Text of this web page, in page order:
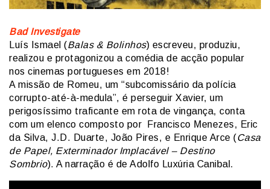
Bad Investigate
Luís Ismael (Balas & Bolinhos) escreveu, produziu,
realizou e protagonizou a comédia de acção popular
nos cinemas portugueses em 2018!
A missão de Romeu, um “subcomissário da polícia
corrupto-até-à-medula”, é perseguir Xavier, um
perigosíssimo traficante em rota de vingança, conta
com um elenco composto por Francisco Menezes, Eric
da Silva, J.D. Duarte, João Pires, e Enrique Arce (Casa
de Papel, Exterminador Implacável – Destino
Sombrio). A narração é de Adolfo Luxúria Canibal.